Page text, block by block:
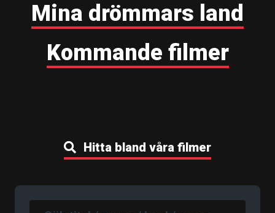
Mina drömmars land
Kommande filmer
Hitta bland våra filmer